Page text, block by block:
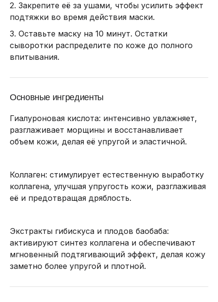
2. Закрепите её за ушами, чтобы усилить эффект
подтяжки во время действия маски.
3. Оставьте маску на 10 минут. Остатки
сыворотки распределите по коже до полного
впитывания.
Основные ингредиенты
Гиалуроновая кислота: интенсивно увлажняет,
разглаживает морщины и восстанавливает
объем кожи, делая её упругой и эластичной.
Коллаген: стимулирует естественную выработку
коллагена, улучшая упругость кожи, разглаживая
её и предотвращая дряблость.
Экстракты гибискуса и плодов баобаба:
активируют синтез коллагена и обеспечивают
мгновенный подтягивающий эффект, делая кожу
заметно более упругой и плотной.